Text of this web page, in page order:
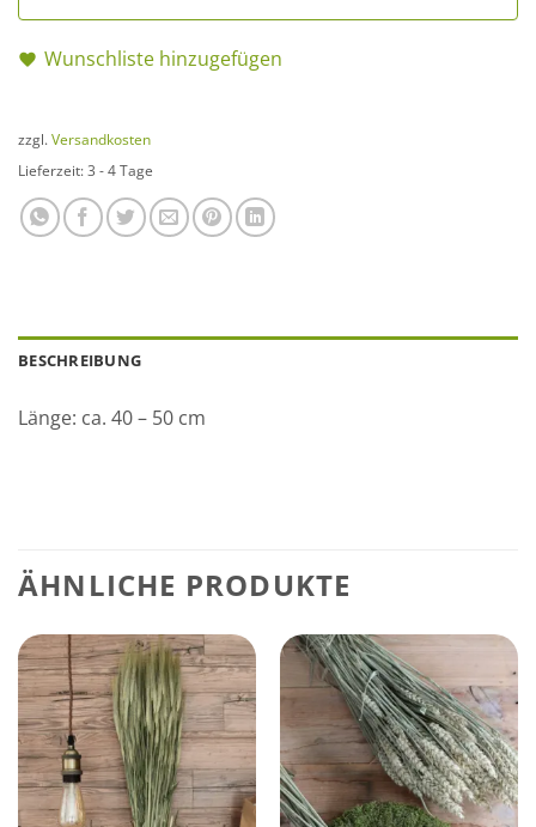
Wunschliste hinzugefügen
zzgl. Versandkosten
Lieferzeit: 3 - 4 Tage
BESCHREIBUNG
Länge: ca. 40 – 50 cm
ÄHNLICHE PRODUKTE